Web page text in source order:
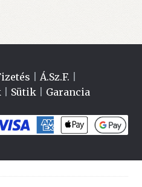
Á.Sz.F.
| Sütik| Garancia